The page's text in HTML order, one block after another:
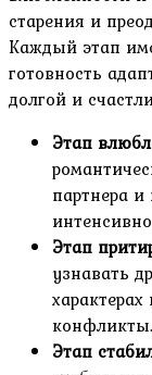
старения и
Каждый этап
готовность
долгой и
Этап
партнера
Этап
узнавать
конфликты.
Этап